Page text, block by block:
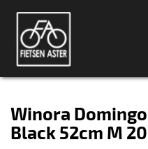
Winora
Black 52cm M